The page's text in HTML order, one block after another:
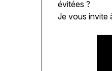
évitées ?
Je vous invite